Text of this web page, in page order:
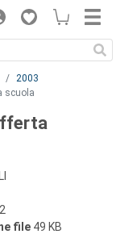
2003
scuola
file 49 KB